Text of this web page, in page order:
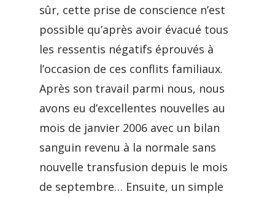
sûr, cette prise de conscience n’est
possible qu’après avoir évacué tous
les ressentis négatifs éprouvés à
l’occasion de ces conflits familiaux.
Après son travail parmi nous, nous
avons eu d’excellentes nouvelles au
mois de janvier 2006 avec un bilan
sanguin revenu à la normale sans
nouvelle transfusion depuis le mois
de septembre… Ensuite, un simple